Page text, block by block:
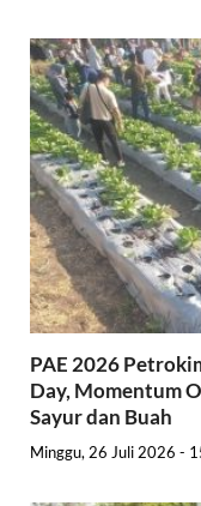
PAE 2026
Day, Momentum
Sayur dan Buah
Minggu, 26 Juli 2026 -